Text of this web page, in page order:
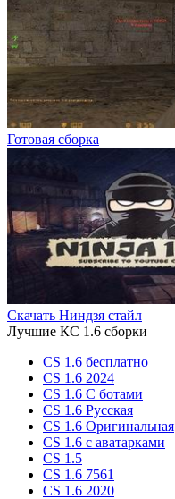
Готовая сборка
Скачать Ниндзя стайл
Лучшие КС 1.6 сборки
CS 1.6 бесплатно
CS 1.6 2024
CS 1.6 С ботами
CS 1.6 Русская
CS 1.6 Оригинальная
CS 1.6 c аватарками
CS 1.5
CS 1.6 7561
CS 1.6 2020